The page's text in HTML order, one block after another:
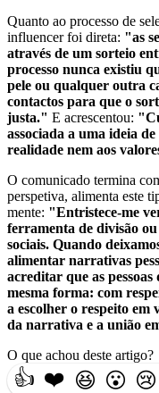
Quanto ao processo de
influencer foi direta: "as
através de um sorteio
processo nunca existiu
pele ou qualquer outra
contactos para que o
justa." E acrescentou:
associada a uma ideia
realidade nem aos
O comunicado termina
perspetiva, alimenta este
mente: "Entristece-me
ferramenta de divisão
sociais. Quando
alimentar narrativas
acreditar que as
mesma forma: com
a escolher o respeito em
da narrativa e a união
O que achou deste artigo?
👍 ❤️ 😆 😮 😢